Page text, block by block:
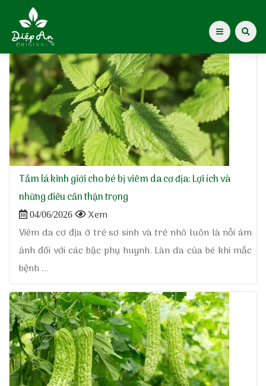
Giới thiệu Dược Khoa
Giới thiệu
Kiến thức cho mẹ
Tạp chí Diệp An Nhi
Tin tức
Điểm mua hàng
Home»
Tắm lá kinh giới cho bé bị viêm da cơ địa: Lợi ích và
những điều cần thận trọng
04/06/2026
Xem
Viêm da cơ địa ở trẻ sơ sinh và trẻ nhỏ luôn là nỗi ám
ảnh đối với các bậc phụ huynh. Làn da của bé khi mắc
bệnh ...